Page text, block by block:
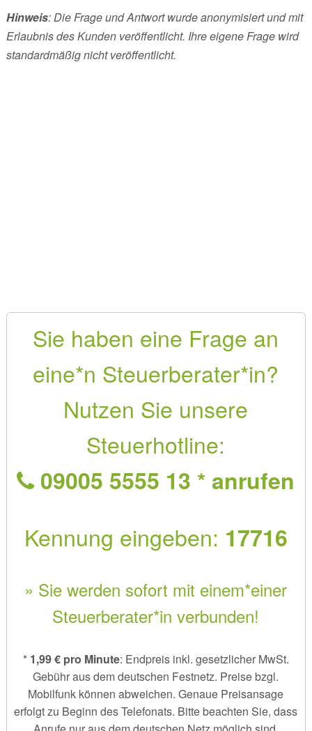
Hinweis: Die Frage und Antwort wurde anonymisiert und mit
Erlaubnis des Kunden veröffentlicht. Ihre eigene Frage wird
standardmäßig nicht veröffentlicht.
Sie haben eine Frage an
eine*n Steuerberater*in?
Nutzen Sie unsere
Steuerhotline:
09005 5555 13 * anrufen
Kennung eingeben: 17716
» Sie werden sofort mit einem*einer
Steuerberater*in verbunden!
* 1,99 € pro Minute: Endpreis inkl. gesetzlicher MwSt.
Gebühr aus dem deutschen Festnetz. Preise bzgl.
Mobilfunk können abweichen. Genaue Preisansage
erfolgt zu Beginn des Telefonats. Bitte beachten Sie, dass